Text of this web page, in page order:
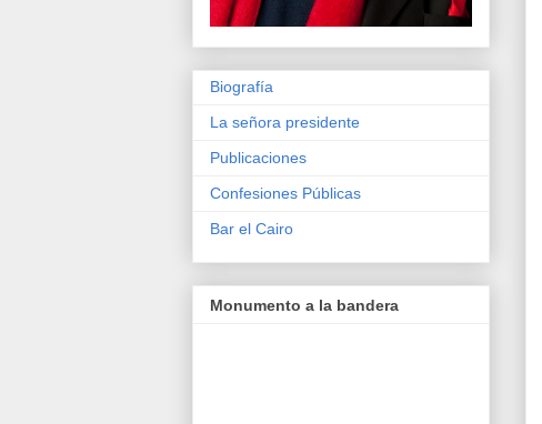
Biografía
La señora presidente
Publicaciones
Confesiones Públicas
Bar el Cairo
Monumento a la bandera